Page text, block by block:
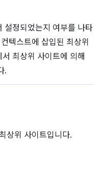
설정되었는지 여부를 나타
텍스트에 삽입된 최상위
최상위 사이트에 의해
.
상위 사이트입니다.